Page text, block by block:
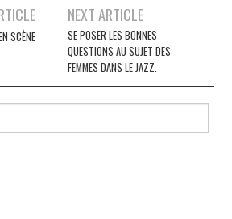
SCÈNE
NEXT ARTICLE
SE POSER LES BONNES
QUESTIONS AU SUJET DES
FEMMES DANS LE JAZZ.